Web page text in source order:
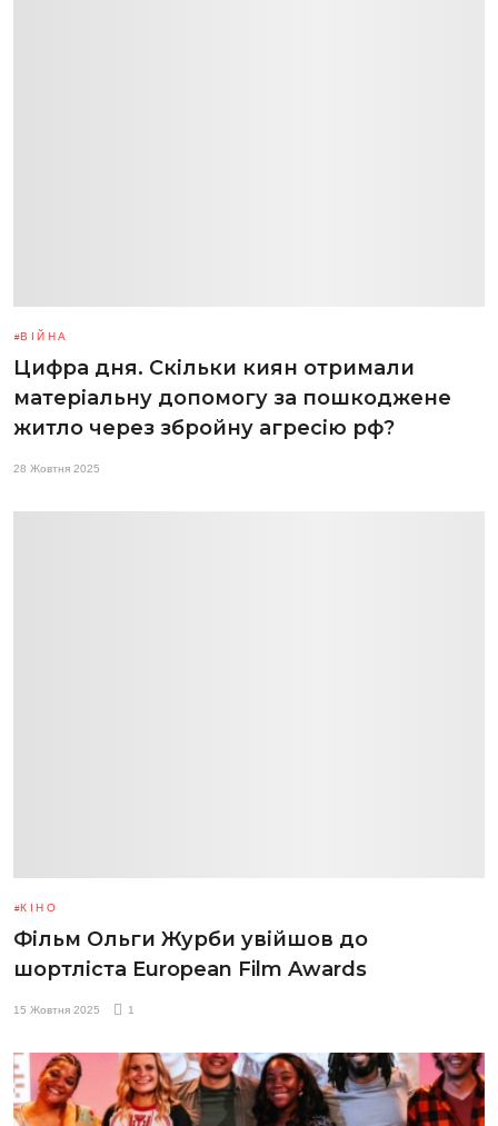
ВІЙНА
Цифра дня. Скільки киян отримали
матеріальну допомогу за пошкоджене
житло через збройну агресію рф?
28 Жовтня 2025
КІНО
Фільм Ольги Журби увійшов до
шортліста European Film Awards
15 Жовтня 2025 1